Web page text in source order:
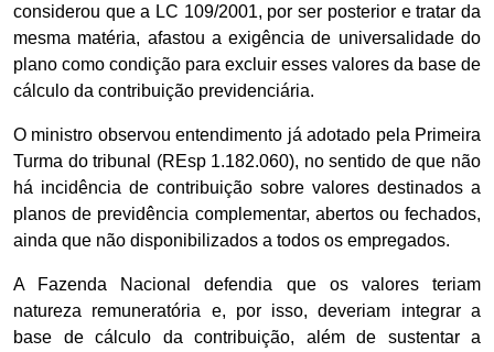
considerou que a LC 109/2001, por ser posterior e tratar da
mesma matéria, afastou a exigência de universalidade do
plano como condição para excluir esses valores da base de
cálculo da contribuição previdenciária.
O ministro observou entendimento já adotado pela Primeira
Turma do tribunal (REsp 1.182.060), no sentido de que não
há incidência de contribuição sobre valores destinados a
planos de previdência complementar, abertos ou fechados,
ainda que não disponibilizados a todos os empregados.
A Fazenda Nacional defendia que os valores teriam
natureza remuneratória e, por isso, deveriam integrar a
base de cálculo da contribuição, além de sustentar a